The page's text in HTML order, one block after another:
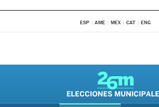
ESP AME MEX CAT ENG